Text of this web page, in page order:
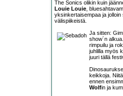
The Sonics olikin kuin
Louie Louie,
yksinkertaisempaa ja
välispiikeistä.
Ja sitten:
show´n
rimpuilu ja
juhlilla myös
juuri tällä
keikkoja.
ennen
Wolfin ja